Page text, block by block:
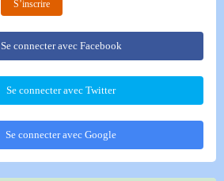
S’inscrire
Se connecter avec Facebook
Se connecter avec Twitter
Se connecter avec Google